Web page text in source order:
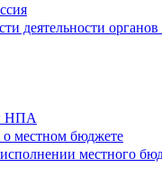
деятельности
НПА
местном бюджете
местного